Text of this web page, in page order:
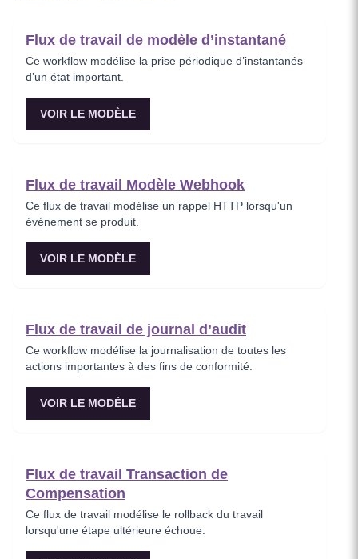
Flux de travail de modèle d’instantané
Ce workflow modélise la prise périodique d’instantanés
d’un état important.
VOIR LE MODÈLE
Flux de travail Modèle Webhook
Ce flux de travail modélise un rappel HTTP lorsqu'un
événement se produit.
VOIR LE MODÈLE
Flux de travail de journal d’audit
Ce workflow modélise la journalisation de toutes les
actions importantes à des fins de conformité.
VOIR LE MODÈLE
Flux de travail Transaction de
Compensation
Ce flux de travail modélise le rollback du travail
lorsqu'une étape ultérieure échoue.